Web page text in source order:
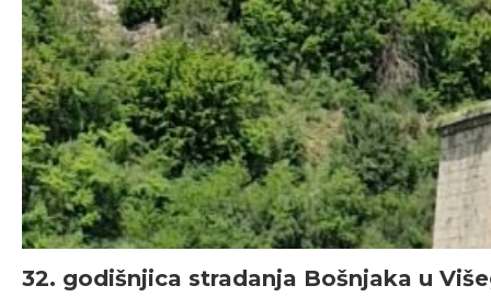
32. godišnjica stradanja Bošnjaka u